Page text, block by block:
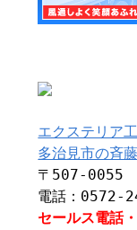
エクステリア
多治見市の斉
〒507-0055
電話：0572-
セールス電話